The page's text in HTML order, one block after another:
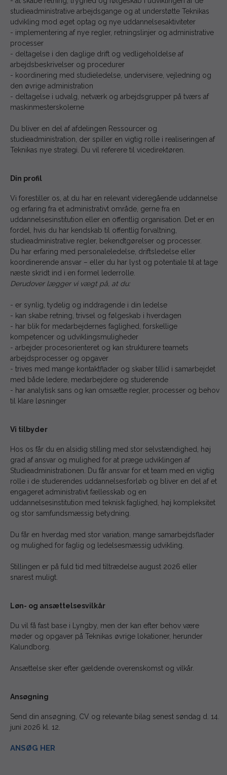
studieadministrative arbejdsgange og at understøtte Teknikas
udvikling mod øget optag og nye uddannelsesaktiviteter
- implementering af nye regler, retningslinjer og administrative
processer
- deltagelse i den daglige drift og vedligeholdelse af
arbejdsbeskrivelser og procedurer
- koordinering med studieledelse, undervisere, vejledning og
den øvrige administration
- deltagelse i udvalg, netværk og arbejdsgrupper på tværs af
maskinmesterskolerne
Du bliver en del af afdelingen Ressourcer og
studieadministration, der spiller en vigtig rolle i realiseringen af
Teknikas nye strategi. Du vil referere til vicedirektøren.
Din profil
Vi forestiller os, at du har en relevant videregående uddannelse
og erfaring fra et administrativt område, gerne fra en
uddannelsesinstitution eller en offentlig organisation. Det er en
fordel, hvis du har kendskab til offentlig forvaltning,
studieadministrative regler, bekendtgørelser og processer.
Du har erfaring med personaleledelse, driftsledelse eller
koordinerende ansvar – eller du har lyst og potentiale til at tage
næste skridt ind i en formel lederrolle.
Derudover lægger vi vægt på, at du:
- er synlig, tydelig og inddragende i din ledelse
- kan skabe retning, trivsel og følgeskab i hverdagen
- har blik for medarbejdernes faglighed, forskellige
kompetencer og udviklingsmuligheder
- arbejder procesorienteret og kan strukturere teamets
arbejdsprocesser og opgaver
- trives med mange kontaktflader og skaber tillid i samarbejdet
med både ledere, medarbejdere og studerende
- har analytisk sans og kan omsætte regler, processer og behov
til klare løsninger
Vi tilbyder
Hos os får du en alsidig stilling med stor selvstændighed, høj
grad af ansvar og mulighed for at præge udviklingen af
Studieadministrationen. Du får ansvar for et team med en vigtig
rolle i de studerendes uddannelsesforløb og bliver en del af et
engageret administrativt fællesskab og en
uddannelsesinstitution med teknisk faglighed, høj kompleksitet
og stor samfundsmæssig betydning.
Du får en hverdag med stor variation, mange samarbejdsflader
og mulighed for faglig og ledelsesmæssig udvikling.
Stillingen er på fuld tid med tiltrædelse august 2026 eller
snarest muligt.
Løn- og ansættelsesvilkår
Du vil få fast base i Lyngby, men der kan efter behov være
møder og opgaver på Teknikas øvrige lokationer, herunder
Kalundborg.
Ansættelse sker efter gældende overenskomst og vilkår.
Ansøgning
Send din ansøgning, CV og relevante bilag senest søndag d. 14.
juni 2026 kl. 12.
ANSØG HER